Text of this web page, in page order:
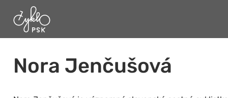
Nora Jenčušová